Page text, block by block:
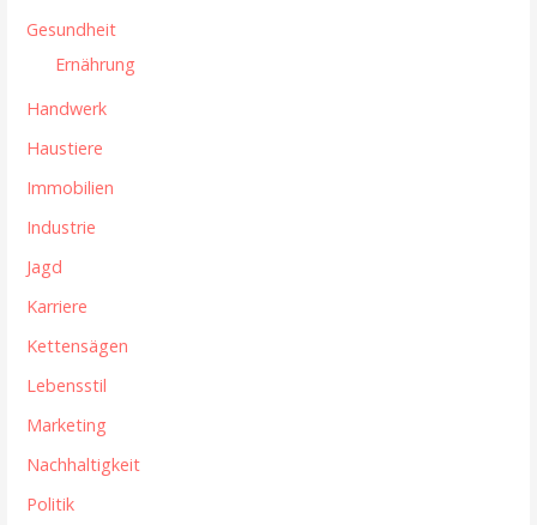
Gesundheit
Ernährung
Handwerk
Haustiere
Immobilien
Industrie
Jagd
Karriere
Kettensägen
Lebensstil
Marketing
Nachhaltigkeit
Politik